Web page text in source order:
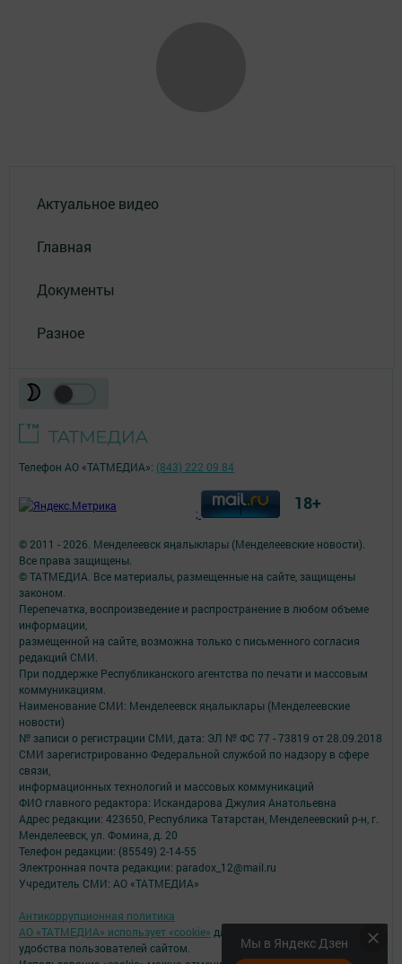
Актуальное видео
Главная
Документы
Разное
Мы в Яндекс Дзен
© 2011 - 2026. Менделеевск яӊалыклары (Менделеевские новости).
Все права защищены.
© ТАТМЕДИА. Все материалы, размещенные на сайте, защищены
законом.
Перепечатка, воспроизведение и распространение в любом объеме
информации,
размещенной на сайте, возможна только с письменного согласия
редакций СМИ.
При поддержке Республиканского агентства по печати и массовым
коммуникациям.
Наименование СМИ: Менделеевск яӊалыклары (Менделеевские
новости)
№ записи о регистрации СМИ, дата: ЭЛ № ФС 77 - 73819 от 28.09.2018
СМИ зарегистрированно Федеральной службой по надзору в сфере
связи,
информационных технологий и массовых коммуникаций
ФИО главного редактора: Искандарова Джулия Анатольевна
Адрес редакции: 423650, Республика Татарстан, Менделеевский р-н, г.
Менделеевск, ул. Фомина, д. 20
Телефон редакции: (85549) 2-14-55
Электронная почта редакции: paradox_12@mail.ru
Учредитель СМИ: АО «ТАТМЕДИА»
Антикоррупционная политика
АО «ТАТМЕДИА» использует «cookie» для персонализации сервисов и
удобства пользователей сайтом.
Телефон АО «ТАТМЕДИА»: (843) 222 09 84
; 18+